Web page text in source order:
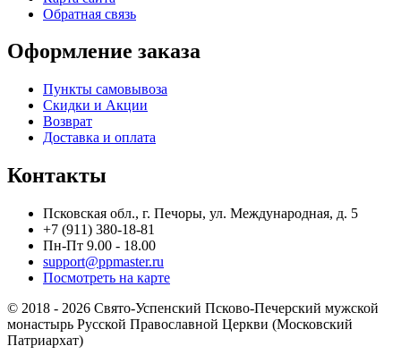
Обратная связь
Оформление заказа
Пункты самовывоза
Скидки и Акции
Возврат
Доставка и оплата
Контакты
Псковская обл., г. Печоры, ул. Международная, д. 5
+7 (911) 380-18-81
Пн-Пт 9.00 - 18.00
support@ppmaster.ru
Посмотреть на карте
© 2018 - 2026 Свято-Успенский Псково-Печерский мужской
монастырь Русской Православной Церкви (Московский
Патриархат)